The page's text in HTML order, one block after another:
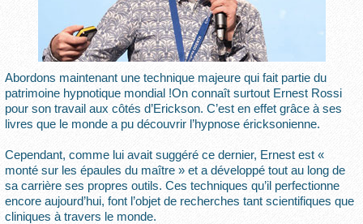
Abordons maintenant une technique majeure qui fait partie du
patrimoine hypnotique mondial !On connaît surtout Ernest Rossi
pour son travail aux côtés d’Erickson. C’est en effet grâce à ses
livres que le monde a pu découvrir l’hypnose éricksonienne.
Cependant, comme lui avait suggéré ce dernier, Ernest est «
monté sur les épaules du maître » et a développé tout au long de
sa carrière ses propres outils. Ces techniques qu’il perfectionne
encore aujourd’hui, font l’objet de recherches tant scientifiques que
cliniques à travers le monde.